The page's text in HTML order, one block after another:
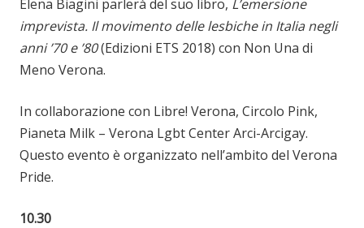
Elena Biagini parlerà del suo libro, L’emersione
imprevista. Il movimento delle lesbiche in Italia negli
anni ’70 e ’80(Edizioni ETS 2018) con Non Una di
Meno Verona.
In collaborazione con Libre! Verona, Circolo Pink,
Pianeta Milk – Verona Lgbt Center Arci-Arcigay.
Questo evento è organizzato nell’ambito del Verona
Pride.
10.30